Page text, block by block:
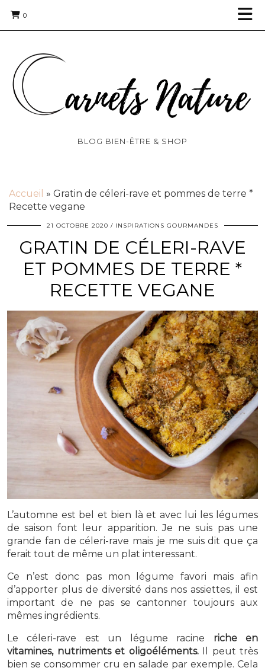
0
BLOG BIEN-ÊTRE & SHOP
Accueil » Gratin de céleri-rave et pommes de terre *
Recette vegane
21 OCTOBRE 2020 INSPIRATIONS GOURMANDES
GRATIN DE CÉLERI-RAVE
ET POMMES DE TERRE *
RECETTE VEGANE
L’automne est bel et bien là et avec lui les légumes
de saison font leur apparition. Je ne suis pas une
grande fan de céleri-rave mais je me suis dit que ça
ferait tout de même un plat interessant.
Ce n’est donc pas mon légume favori mais afin
d’apporter plus de diversité dans nos assiettes, il est
important de ne pas se cantonner toujours aux
mêmes ingrédients.
Le céleri-rave est un légume racine riche en
vitamines, nutriments et oligoéléments.
Il peut très
bien se consommer cru en salade par exemple. Cela